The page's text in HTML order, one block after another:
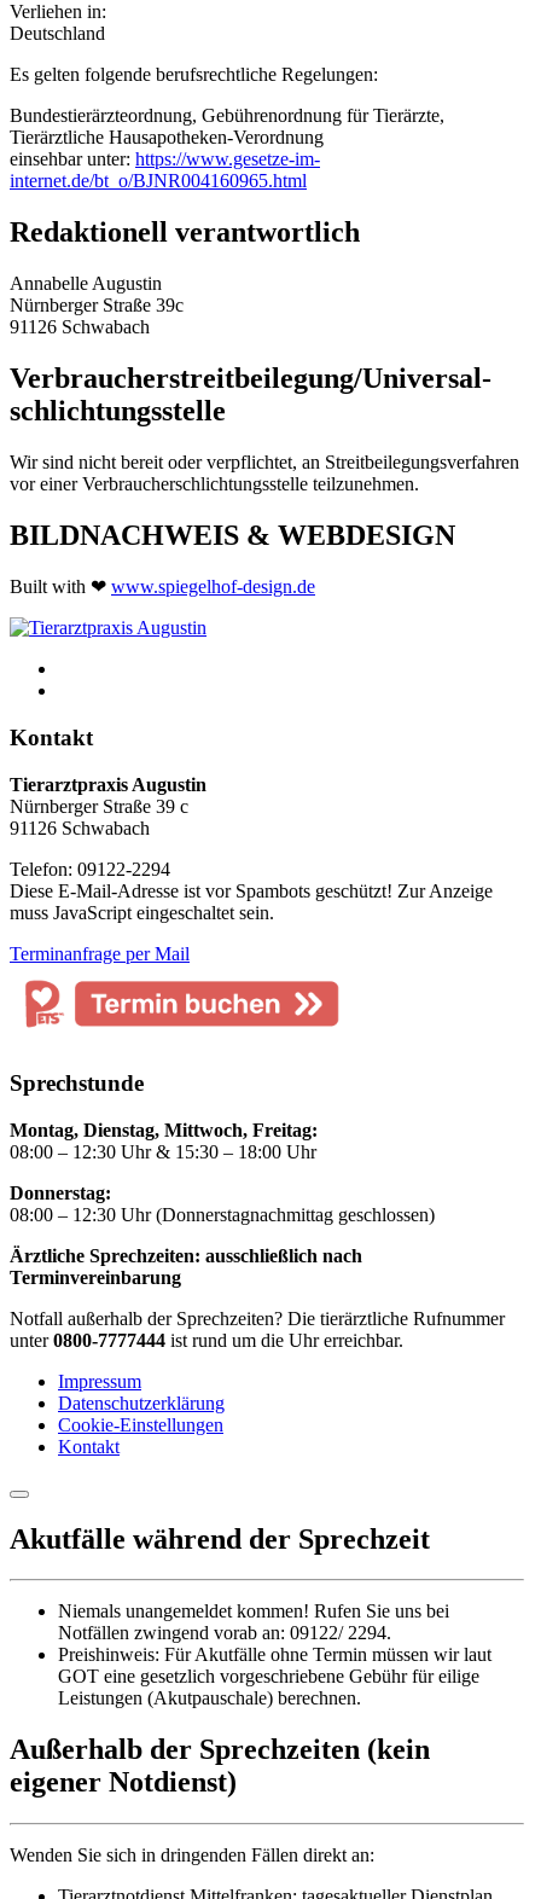
Verliehen in:
Deutschland
Es gelten folgende berufsrechtliche Regelungen:
Bundestierärzteordnung, Gebührenordnung für Tierärzte,
Tierärztliche Hausapotheken-Verordnung
einsehbar unter: https://www.gesetze-im-
internet.de/bt_o/BJNR004160965.html
Redaktionell verantwortlich
Annabelle Augustin
Nürnberger Straße 39c
91126 Schwabach
Verbraucher­streit­beilegung/Universal­
schlichtungs­stelle
Wir sind nicht bereit oder verpflichtet, an Streitbeilegungsverfahren
vor einer Verbraucherschlichtungsstelle teilzunehmen.
BILDNACHWEIS & WEBDESIGN
Built with ❤ www.spiegelhof-design.de
Kontakt
Tierarztpraxis Augustin
Nürnberger Straße 39 c
91126 Schwabach
Telefon: 09122-2294
Diese E-Mail-Adresse ist vor Spambots geschützt! Zur Anzeige
muss JavaScript eingeschaltet sein.
Terminanfrage per Mail
Sprechstunde
Montag, Dienstag, Mittwoch, Freitag:
08:00 – 12:30 Uhr & 15:30 – 18:00 Uhr
Donnerstag:
08:00 – 12:30 Uhr (Donnerstagnachmittag geschlossen)
Ärztliche Sprechzeiten: ausschließlich nach
Terminvereinbarung
Notfall außerhalb der Sprechzeiten? Die tierärztliche Rufnummer
unter0800-7777444 ist rund um die Uhr erreichbar.
Impressum
Datenschutzerklärung
Cookie-Einstellungen
Kontakt
Akutfälle während der Sprechzeit
Niemals unangemeldet kommen! Rufen Sie uns bei
Notfällen zwingend vorab an: 09122/ 2294.
Preishinweis: Für Akutfälle ohne Termin müssen wir laut
GOT eine gesetzlich vorgeschriebene Gebühr für eilige
Leistungen (Akutpauschale) berechnen.
Außerhalb der Sprechzeiten (kein
eigener Notdienst)
Wenden Sie sich in dringenden Fällen direkt an: